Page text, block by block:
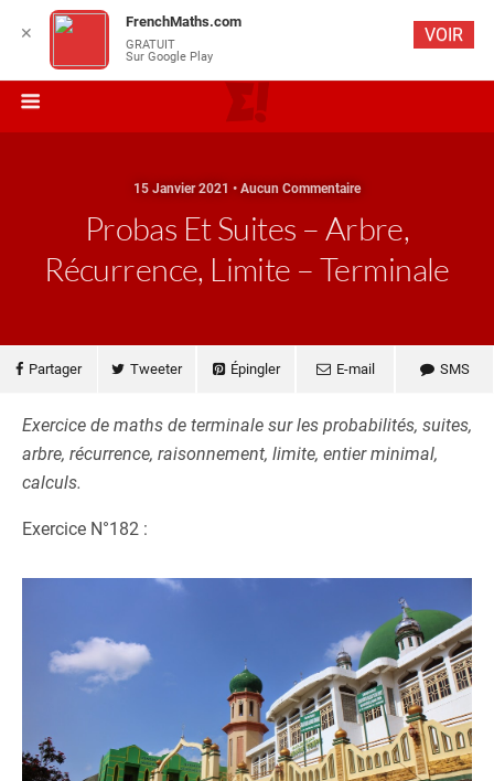
15 Janvier 2021 • Aucun Commentaire
Probas Et Suites – Arbre,
Récurrence, Limite – Terminale
Partager Tweeter Épingler E-mail SMS
Exercice de maths de terminale sur les probabilités, suites,
arbre, récurrence, raisonnement, limite, entier minimal,
calculs.
Exercice N°182 :
✕
FrenchMaths.com
GRATUIT
Sur Google Play
VOIR